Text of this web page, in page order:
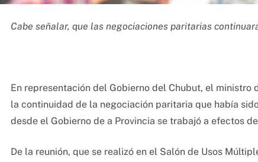
Cabe señalar, que las negociaciones paritarias
En representación del Gobierno del Chubut, el ministro
la continuidad de la negociación paritaria que había
desde el Gobierno de a Provincia se trabajó a efectos
De la reunión, que se realizó en el Salón de Usos